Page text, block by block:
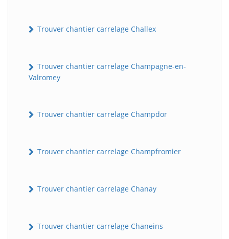
Trouver chantier carrelage Challex
Trouver chantier carrelage Champagne-en-
Valromey
Trouver chantier carrelage Champdor
Trouver chantier carrelage Champfromier
Trouver chantier carrelage Chanay
Trouver chantier carrelage Chaneins